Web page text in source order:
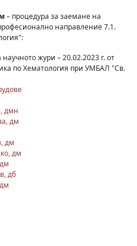
– процедура за заемане на
направление 7.1.
жури – 20.02.2023 г. от
по Хематология при УМБАЛ "Св.
дмн
дм
дм
дм
дб